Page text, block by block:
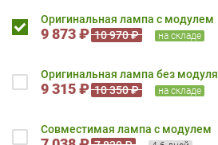
Оригинальная лампа с модулем
9 873 ₽ 10 970 ₽ на складе
Оригинальная лампа без модуля
9 315 ₽ 10 350 ₽ на складе
Совместимая лампа с модулем